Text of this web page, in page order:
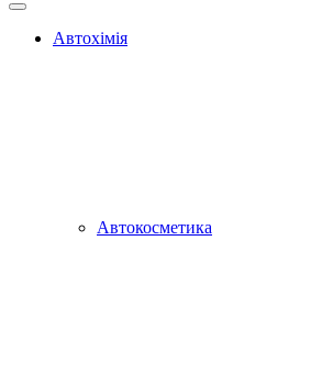
Автохімія
Автокосметика